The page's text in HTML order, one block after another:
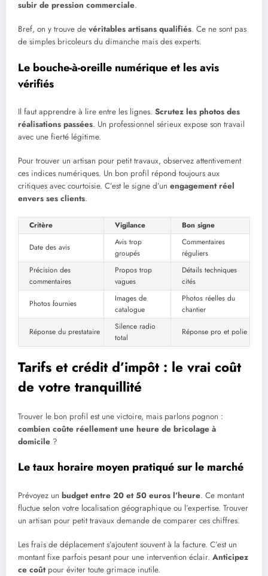
subir de pression commerciale.
Bref, on y trouve de véritables artisans qualifiés. Ce ne sont pas
de simples bricoleurs du dimanche mais des experts.
Le bouche-à-oreille numérique et les avis
vérifiés
Il faut apprendre à lire entre les lignes. Scrutez les photos des
réalisations passées. Un professionnel sérieux expose son travail
avec une fierté légitime.
Pour trouver un artisan pour petit travaux, observez attentivement
ces indices numériques. Un bon profil répond toujours aux
critiques avec courtoisie. C’est le signe d’un engagement réel
envers ses clients.
Critère Vigilance Bon signe
Date des avis
Avis trop
groupés
Commentaires
réguliers
Précision des
commentaires
Propos trop
vagues
Détails techniques
cités
Photos fournies
Images de
catalogue
Photos réelles du
chantier
Réponse du prestataire
Silence radio
total
Réponse pro et polie
Tarifs et crédit d’impôt : le vrai coût
de votre tranquillité
Trouver le bon profil est une victoire, mais parlons pognon :
combien coûte réellement une heure de bricolage à
domicile ?
Le taux horaire moyen pratiqué sur le marché
Prévoyez un budget entre 20 et 50 euros l’heure. Ce montant
fluctue selon votre localisation géographique ou l’expertise. Trouver
un artisan pour petit travaux demande de comparer ces chiffres.
Les frais de déplacement s’ajoutent souvent à la facture. C’est un
montant fixe parfois pesant pour une intervention éclair. Anticipez
ce coûtpour éviter toute grimace inutile.